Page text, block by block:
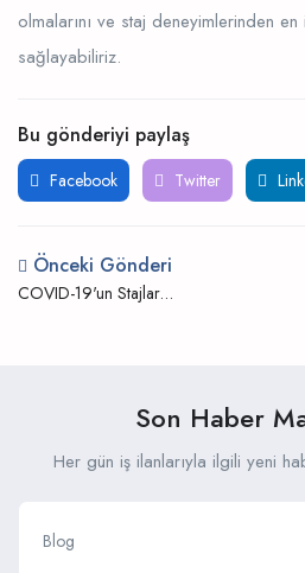
olmalarını ve staj deneyimlerinden en
sağlayabiliriz.
Bu gönderiyi paylaş
Facebook Twitter
Önceki Gönderi
COVID-19'un Stajlar
Son Haber
Her gün iş ilanlarıyla ilgili yeni
Blog